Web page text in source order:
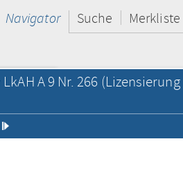
Navigator Suche Merkliste
A 9 Nr. 266